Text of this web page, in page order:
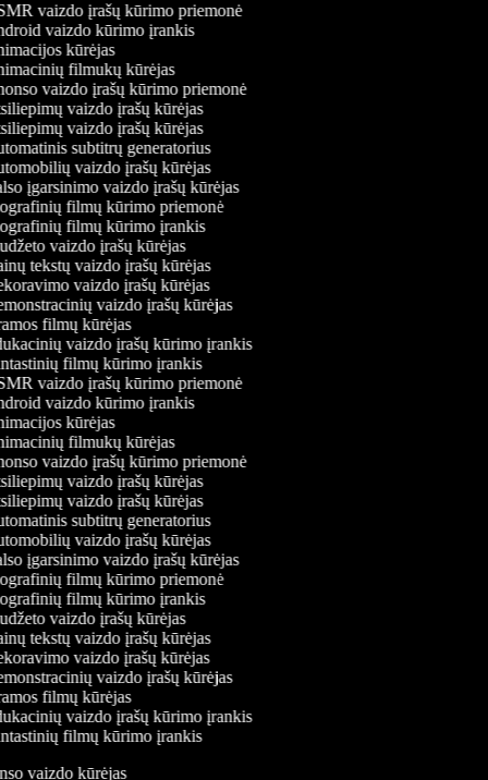
vaizdo įrašų kūrimo priemonė
vaizdo kūrimo įrankis
kūrėjas
filmukų kūrėjas
vaizdo įrašų kūrimo priemonė
vaizdo įrašų kūrėjas
vaizdo įrašų kūrėjas
subtitrų generatorius
vaizdo įrašų kūrėjas
įgarsinimo vaizdo įrašų kūrėjas
filmų kūrimo priemonė
filmų kūrimo įrankis
vaizdo įrašų kūrėjas
tekstų vaizdo įrašų kūrėjas
vaizdo įrašų kūrėjas
vaizdo įrašų kūrėjas
filmų kūrėjas
vaizdo įrašų kūrimo įrankis
filmų kūrimo įrankis
vaizdo įrašų kūrimo priemonė
vaizdo kūrimo įrankis
kūrėjas
filmukų kūrėjas
vaizdo įrašų kūrimo priemonė
vaizdo įrašų kūrėjas
vaizdo įrašų kūrėjas
subtitrų generatorius
vaizdo įrašų kūrėjas
įgarsinimo vaizdo įrašų kūrėjas
filmų kūrimo priemonė
filmų kūrimo įrankis
vaizdo įrašų kūrėjas
tekstų vaizdo įrašų kūrėjas
vaizdo įrašų kūrėjas
vaizdo įrašų kūrėjas
filmų kūrėjas
vaizdo įrašų kūrimo įrankis
filmų kūrimo įrankis
vaizdo kūrėjas